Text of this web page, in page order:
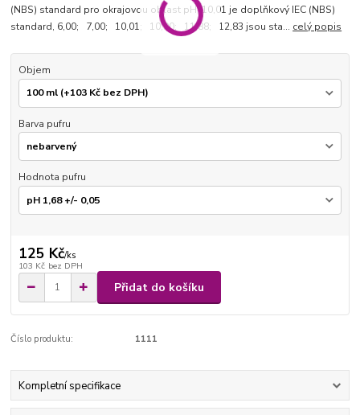
(NBS) standard pro okrajovou oblast pH, 10,01 je doplňkový IEC (NBS)
standard, 6,00; 7,00; 10,01; 10,90; 11,88; 12,83 jsou sta... celý popis
Objem
Barva pufru
Hodnota pufru
125 Kč/ks
103 Kč bez DPH
Přidat do košíku
Číslo produktu: 1111
Kompletní specifikace